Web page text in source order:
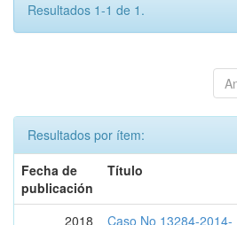
Resultados 1-1 de 1.
Resultados por ítem:
Fecha de
publicación
Título
2018
Caso No 13284-2014-